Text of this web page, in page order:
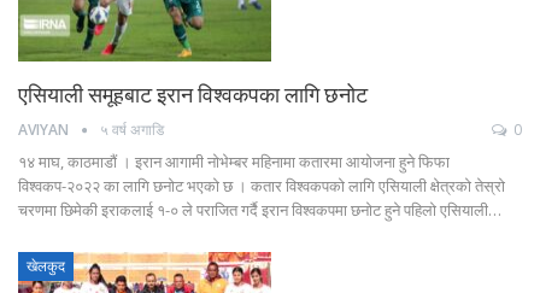
एसियाली समूहबाट इरान विश्वकपका लागि छनोट
AVIYAN ५ वर्ष अगाडि 0
१४ माघ, काठमाडौं । इरान आगामी नोभेम्बर महिनामा कतारमा आयोजना हुने फिफा
विश्वकप-२०२२ का लागि छनोट भएको छ । कतार विश्वकपको लागि एसियाली क्षेत्रको तेस्रो
चरणमा छिमेकी इराकलाई १-० ले पराजित गर्दै इरान विश्वकपमा छनोट हुने पहिलो एसियाली…
खेलकुद